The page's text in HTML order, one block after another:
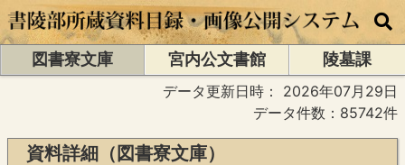
図書寮文庫 宮内公文書館
陵墓課
データ更新日時： 2026年07月29日
データ件数：85742件
資料詳細（図書寮文庫）